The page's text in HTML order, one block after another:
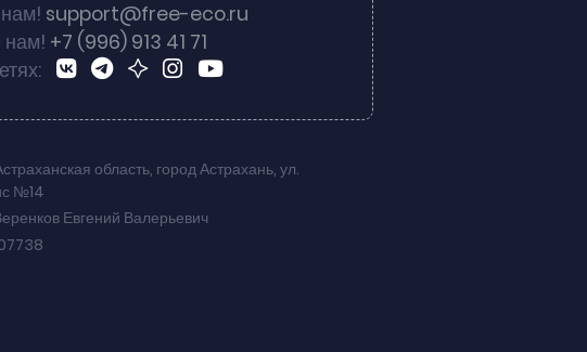
support@free-eco.ru
нам! +7 (996) 913 41 71
область, город Астрахань, ул.
№14
Евгений Валерьевич